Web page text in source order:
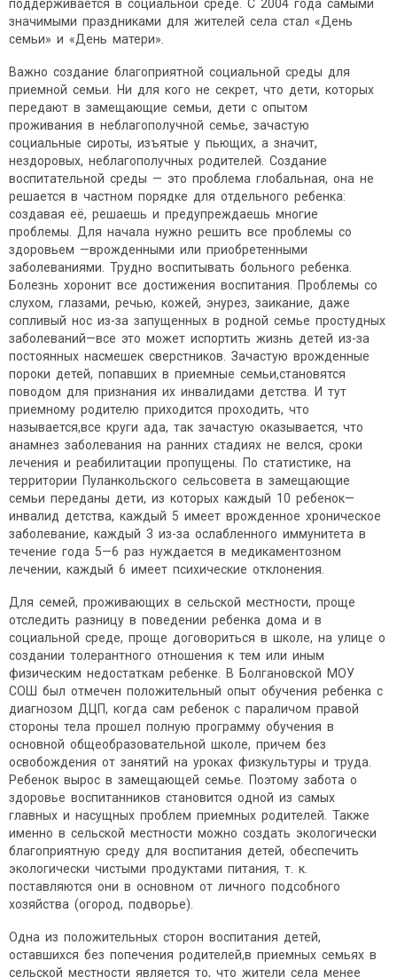
поддерживается в социальной среде. С 2004 года самыми
значимыми праздниками для жителей села стал «День
семьи» и «День матери».
Важно создание благоприятной социальной среды для
приемной семьи. Ни для кого не секрет, что дети, которых
передают в замещающие семьи, дети с опытом
проживания в неблагополучной семье, зачастую
социальные сироты, изъятые у пьющих, а значит,
нездоровых, неблагополучных родителей. Создание
воспитательной среды — это проблема глобальная, она не
решается в частном порядке для отдельного ребенка:
создавая её, решаешь и предупреждаешь многие
проблемы. Для начала нужно решить все проблемы со
здоровьем —врожденными или приобретенными
заболеваниями. Трудно воспитывать больного ребенка.
Болезнь хоронит все достижения воспитания. Проблемы со
слухом, глазами, речью, кожей, энурез, заикание, даже
сопливый нос из-за запущенных в родной семье простудных
заболеваний—все это может испортить жизнь детей из-за
постоянных насмешек сверстников. Зачастую врожденные
пороки детей, попавших в приемные семьи,становятся
поводом для признания их инвалидами детства. И тут
приемному родителю приходится проходить, что
называется,все круги ада, так зачастую оказывается, что
анамнез заболевания на ранних стадиях не велся, сроки
лечения и реабилитации пропущены. По статистике, на
территории Пуланкольского сельсовета в замещающие
семьи переданы дети, из которых каждый 10 ребенок—
инвалид детства, каждый 5 имеет врожденное хроническое
заболевание, каждый 3 из-за ослабленного иммунитета в
течение года 5—6 раз нуждается в медикаментозном
лечении, каждый 6 имеет психические отклонения.
Для семей, проживающих в сельской местности, проще
отследить разницу в поведении ребенка дома и в
социальной среде, проще договориться в школе, на улице о
создании толерантного отношения к тем или иным
физическим недостаткам ребенке. В Болгановской МОУ
СОШ был отмечен положительный опыт обучения ребенка с
диагнозом ДЦП, когда сам ребенок с параличом правой
стороны тела прошел полную программу обучения в
основной общеобразовательной школе, причем без
освобождения от занятий на уроках физкультуры и труда.
Ребенок вырос в замещающей семье. Поэтому забота о
здоровье воспитанников становится одной из самых
главных и насущных проблем приемных родителей. Также
именно в сельской местности можно создать экологически
благоприятную среду для воспитания детей, обеспечить
экологически чистыми продуктами питания, т. к.
поставляются они в основном от личного подсобного
хозяйства (огород, подворье).
Одна из положительных сторон воспитания детей,
оставшихся без попечения родителей,в приемных семьях в
сельской местности является то, что жители села менее